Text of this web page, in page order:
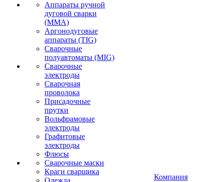
Аппараты ручной
дуговой сварки
(MMA)
Аргонодуговые
аппараты (TIG)
Сварочные
полуавтоматы (MIG)
Сварочные
электроды
Сварочная
проволока
Присадочные
прутки
Вольфрамовые
электроды
Графитовые
электроды
Флюсы
Сварочные маски
Краги сварщика
Одежда
Компания